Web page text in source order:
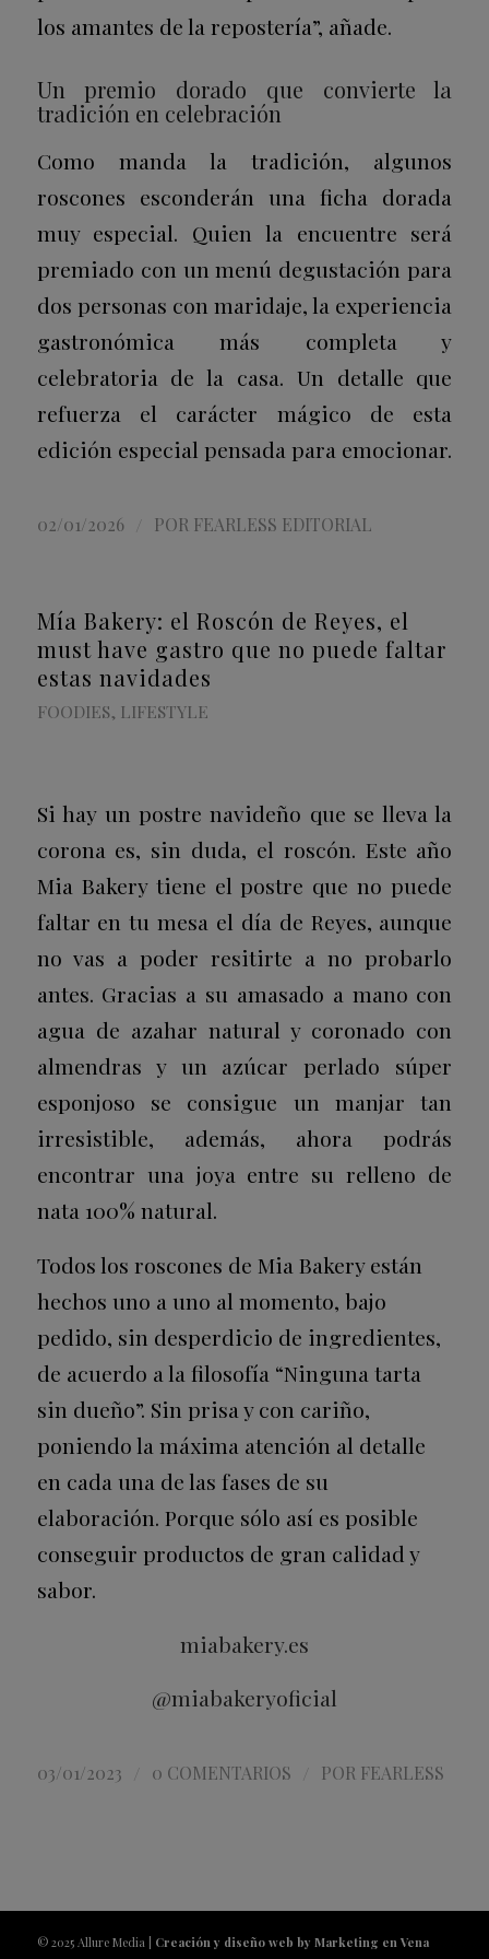
los amantes de la repostería”, añade.
Un premio dorado que convierte la
tradición en celebración
Como manda la tradición, algunos
roscones esconderán una ficha dorada
muy especial. Quien la encuentre será
premiado con un menú degustación para
dos personas con maridaje, la experiencia
gastronómica más completa y
celebratoria de la casa. Un detalle que
refuerza el carácter mágico de esta
edición especial pensada para emocionar.
02/01/2026 POR FEARLESS EDITORIAL
Mía Bakery: el Roscón de Reyes, el
must have gastro que no puede faltar
estas navidades
FOODIES, LIFESTYLE
Si hay un postre navideño que se lleva la
corona es, sin duda, el roscón. Este año
Mia Bakery tiene el postre que no puede
faltar en tu mesa el día de Reyes, aunque
no vas a poder resitirte a no probarlo
antes. Gracias a su amasado a mano con
agua de azahar natural y coronado con
almendras y un azúcar perlado súper
esponjoso se consigue un manjar tan
irresistible, además, ahora podrás
encontrar una joya entre su relleno de
nata 100% natural.
Todos los roscones de Mia Bakery están
hechos uno a uno al momento, bajo
pedido, sin desperdicio de ingredientes,
de acuerdo a la filosofía “Ninguna tarta
sin dueño”. Sin prisa y con cariño,
poniendo la máxima atención al detalle
en cada una de las fases de su
elaboración. Porque sólo así es posible
conseguir productos de gran calidad y
sabor.
miabakery.es
@miabakeryoficial
03/01/2023 0 COMENTARIOS POR FEARLESS
© 2025 Allure Media | Creación y diseño web by Marketing en Vena